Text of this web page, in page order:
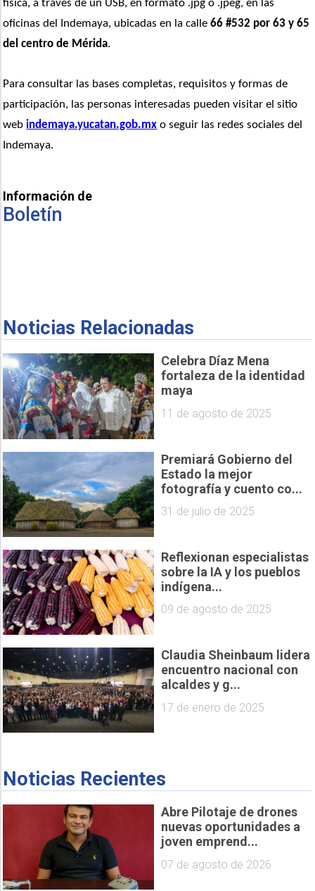
física, a través de un USB, en formato .jpg o .jpeg, en las
oficinas del Indemaya, ubicadas en la calle 66 #532 por 63 y 65
del centro de Mérida.
Para consultar las bases completas, requisitos y formas de
participación, las personas interesadas pueden visitar el sitio
web indemaya.yucatan.gob.mx o seguir las redes sociales del
Indemaya.
Información de
Boletín
Noticias Relacionadas
Celebra Díaz Mena
fortaleza de la identidad
maya
11 de agosto de 2025
Premiará Gobierno del
Estado la mejor
fotografía y cuento co...
31 de julio de 2025
Reflexionan especialistas
sobre la IA y los pueblos
indígena...
09 de agosto de 2025
Claudia Sheinbaum lidera
encuentro nacional con
alcaldes y g...
17 de enero de 2025
Noticias Recientes
Abre Pilotaje de drones
nuevas oportunidades a
joven emprend...
07 de agosto de 2026